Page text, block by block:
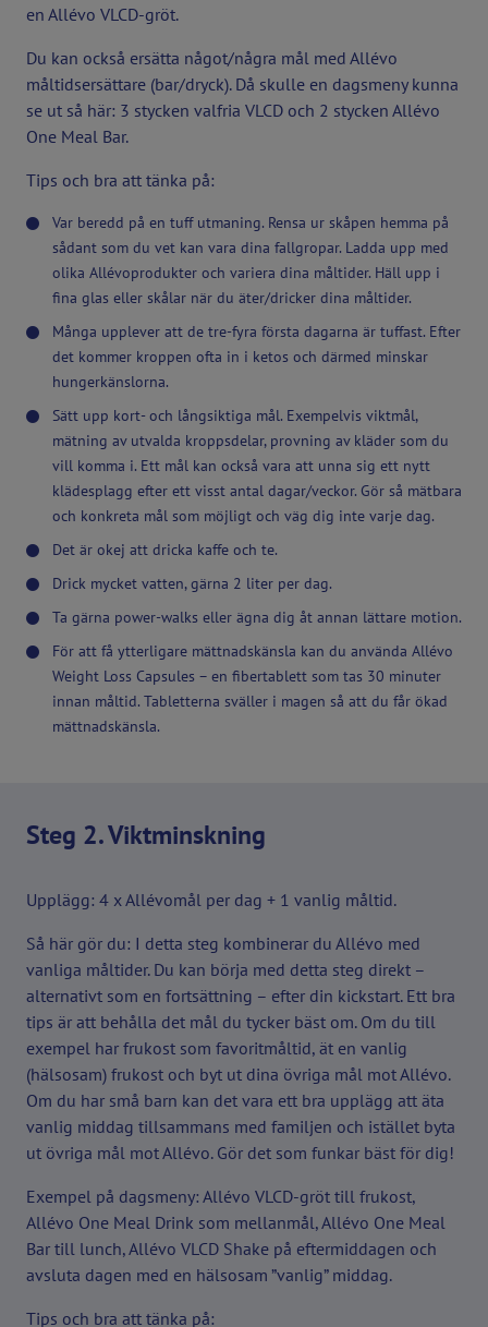
en Allévo VLCD-gröt.
Du kan också ersätta något/några mål med Allévo
måltidsersättare (bar/dryck). Då skulle en dagsmeny kunna
se ut så här: 3 stycken valfria VLCD och 2 stycken Allévo
One Meal Bar.
Tips och bra att tänka på:
Var beredd på en tuff utmaning. Rensa ur skåpen hemma på
sådant som du vet kan vara dina fallgropar. Ladda upp med
olika Allévoprodukter och variera dina måltider. Häll upp i
fina glas eller skålar när du äter/dricker dina måltider.
Många upplever att de tre-fyra första dagarna är tuffast. Efter
det kommer kroppen ofta in i ketos och därmed minskar
hungerkänslorna.
Sätt upp kort- och långsiktiga mål. Exempelvis viktmål,
mätning av utvalda kroppsdelar, provning av kläder som du
vill komma i. Ett mål kan också vara att unna sig ett nytt
klädesplagg efter ett visst antal dagar/veckor. Gör så mätbara
och konkreta mål som möjligt och väg dig inte varje dag.
Det är okej att dricka kaffe och te.
Drick mycket vatten, gärna 2 liter per dag.
Ta gärna power-walks eller ägna dig åt annan lättare motion.
För att få ytterligare mättnadskänsla kan du använda Allévo
Weight Loss Capsules – en fibertablett som tas 30 minuter
innan måltid. Tabletterna sväller i magen så att du får ökad
mättnadskänsla.
Steg 2. Viktminskning
Upplägg: 4 x Allévomål per dag + 1 vanlig måltid.
Så här gör du: I detta steg kombinerar du Allévo med
vanliga måltider. Du kan börja med detta steg direkt –
alternativt som en fortsättning – efter din kickstart. Ett bra
tips är att behålla det mål du tycker bäst om. Om du till
exempel har frukost som favoritmåltid, ät en vanlig
(hälsosam) frukost och byt ut dina övriga mål mot Allévo.
Om du har små barn kan det vara ett bra upplägg att äta
vanlig middag tillsammans med familjen och istället byta
ut övriga mål mot Allévo. Gör det som funkar bäst för dig!
Exempel på dagsmeny: Allévo VLCD-gröt till frukost,
Allévo One Meal Drink som mellanmål, Allévo One Meal
Bar till lunch, Allévo VLCD Shake på eftermiddagen och
avsluta dagen med en hälsosam ”vanlig” middag.
Tips och bra att tänka på: